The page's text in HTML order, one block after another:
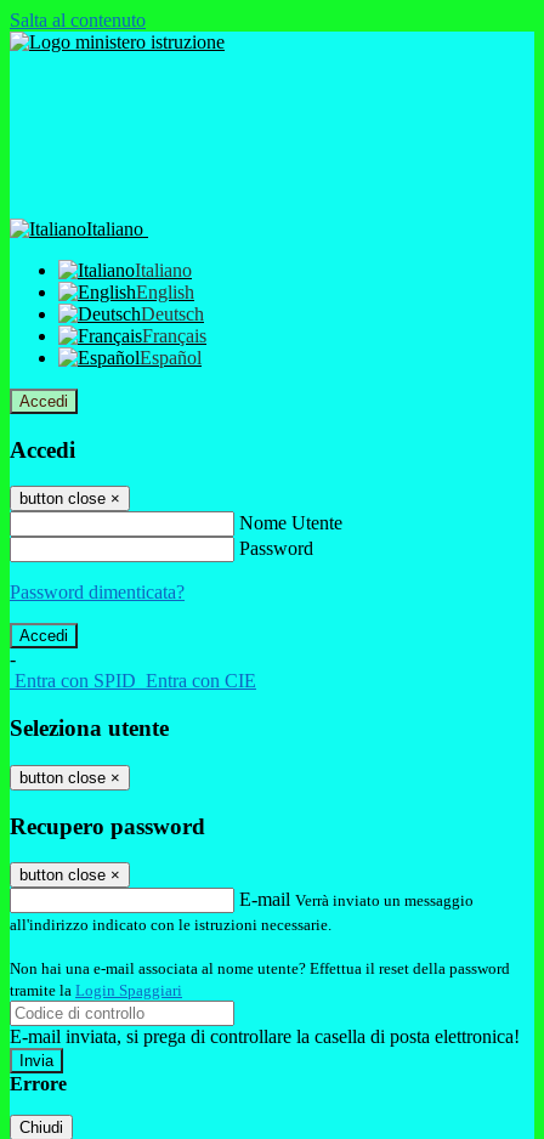
Salta al contenuto
Italiano
Italiano
English
Deutsch
Français
Español
Accedi
Accedi
button close ×
Nome Utente
Password
Password dimenticata?
-
Entra con SPID Entra con CIE
Seleziona utente
button close ×
Recupero password
button close ×
E-mail Verrà inviato un messaggio
all'indirizzo indicato con le istruzioni necessarie.
Non hai una e-mail associata al nome utente? Effettua il reset della password
tramite la Login Spaggiari
E-mail inviata, si prega di controllare la casella di posta elettronica!
Errore
Chiudi